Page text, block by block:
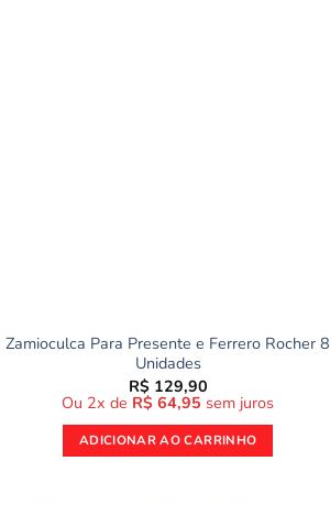
Zamioculca Para Presente e Ferrero Rocher 8
Unidades
R$ 129,90
Ou 2x de R$ 64,95 sem juros
ADICIONAR AO CARRINHO